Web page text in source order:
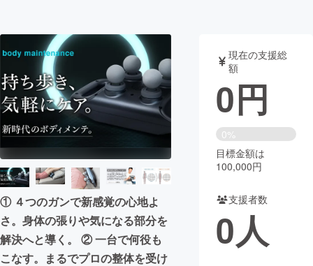
テクノロジー・ガジェット
映像・映画 書籍・雑誌
チャレンジ
まちづくり・地域活性化
CAMPFIRE for Social Good
CAMPFIRE Creation
CAMPFIREふるさと納税
コミュニティ
① ４つのガンで新感覚の心地よ
さ。身体の張りや気になる部分を
解決へと導く。 ② 一台で何役も
こなす。まるでプロの整体を受け
現在の支援総
額
0円
0%
目標金額は
100,000円
支援者数
0人